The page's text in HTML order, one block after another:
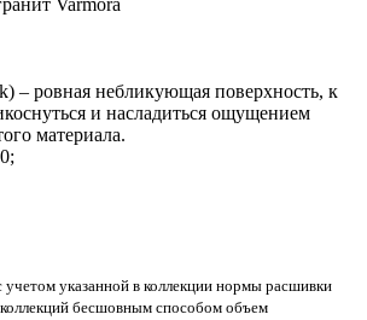
– ровная небликующая поверхность, к
и насладиться ощущением
материала.
учетом указанной в коллекции нормы расшивки
бесшовным способом объем